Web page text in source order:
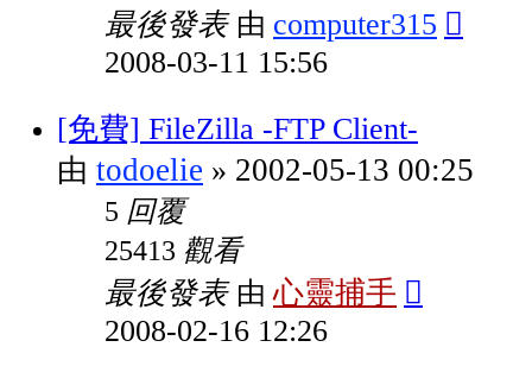
最後發表 由 computer315
2008-03-11 15:56
[免費] FileZilla -FTP Client-
由 todoelie » 2002-05-13 00:25
5 回覆
25413 觀看
最後發表 由心靈捕手
2008-02-16 12:26